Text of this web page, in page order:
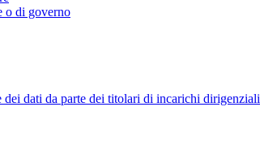
o di governo
dati da parte dei titolari di incarichi dirigenziali